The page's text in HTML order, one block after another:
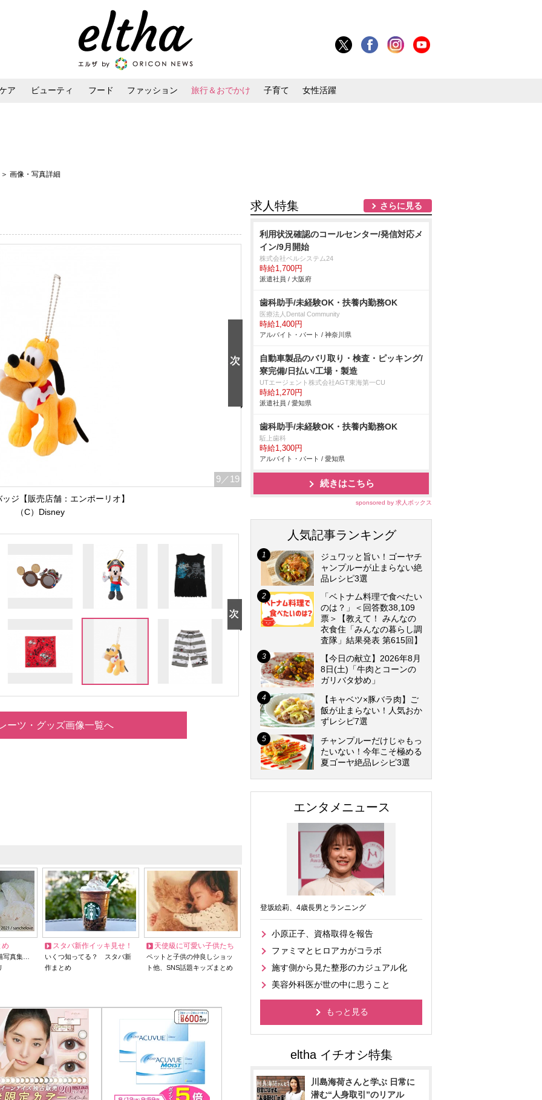
ア ビューティ フード ファッション 旅行＆おでかけ 子育て 女性活躍
＞ 画像・写真詳細
9 ／19
ジ【販売店舗：エンポーリオ】
（C）Disney
ーツ・グッズ画像一覧へ
め
写真集…
スタバ新作イッキ見せ！
いくつ知ってる？ スタバ新
作まとめ
天使級に可愛い子供たち
ペットと子供の仲良しショッ
ト他、SNS話題キッズまとめ
求人特集 さらに見る
利用状況確認のコールセンター/発信対応メ
イン/9月開始
株式会社ベルシステム24
時給1,700円
派遣社員 / 大阪府
歯科助手/未経験OK・扶養内勤務OK
医療法人Dental Community
時給1,400円
アルバイト・パート / 神奈川県
自動車製品のバリ取り・検査・ピッキング/
寮完備/日払い/工場・製造
UTエージェント株式会社AGT東海第一CU
時給1,270円
派遣社員 / 愛知県
歯科助手/未経験OK・扶養内勤務OK
駈上歯科
時給1,300円
アルバイト・パート / 愛知県
続きはこちら
sponsored by 求人ボックス
人気記事ランキング
ジュワッと旨い！ゴーヤチ
ャンプルーが止まらない絶
品レシピ3選
「ベトナム料理で食べたい
のは？」＜回答数38,109
票＞【教えて！ みんなの
衣食住「みんなの暮らし調
査隊」結果発表 第615回】
【今日の献立】2026年8月
8日(土)「牛肉とコーンの
ガリバタ炒め」
【キャベツ×豚バラ肉】ご
飯が止まらない！人気おか
ずレシピ7選
チャンプルーだけじゃもっ
たいない！今年こそ極める
夏ゴーヤ絶品レシピ3選
エンタメニュース
登坂絵莉、4歳長男とランニング
小原正子、資格取得を報告
ファミマとヒロアカがコラボ
施す側から見た整形のカジュアル化
美容外科医が世の中に思うこと
もっと見る
川島海荷さんと学ぶ 日常に
潜む“人身取引”のリアル